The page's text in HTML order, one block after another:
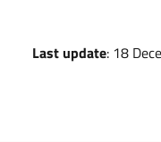
Last update: 18